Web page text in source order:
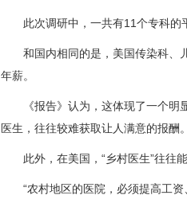
此次调研中，一共有11个专科的平
和国内相同的是，美国传染科、儿
年薪。
《报告》认为，这体现了一个明显
医生，往往较难获取让人满意的报酬。
此外，在美国，“乡村医生”往往能
“农村地区的医院，必须提高工资